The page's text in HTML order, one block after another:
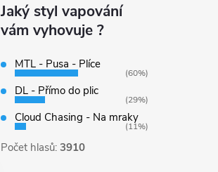
Jaký styl vapování
vám vyhovuje ?
MTL - Pusa - Plíce
(60%)
DL - Přímo do plic
(29%)
Cloud Chasing - Na mraky
(11%)
Počet hlasů: 3910